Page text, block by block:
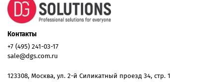
Контакты
+7 (495) 241-03-17
sale@dgs.com.ru
123308, Москва, ул. 2-й Силикатный проезд 34, стр. 1